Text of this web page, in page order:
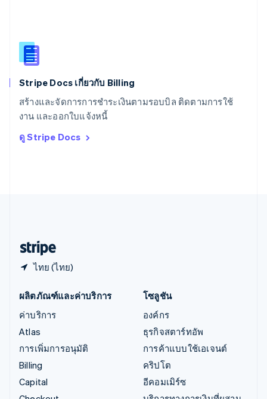
Stripe Docs เกี่ยวกับ Billing
สร้างและจัดการการชำระเงินตามรอบบิล ติดตามการใช้
งาน และออกใบแจ้งหนี้
ดู Stripe Docs
ไทย (ไทย)
English
สิงคโปร์
ออสเตรเลีย
ออสเตรีย
DeutschEnglish
ItalianoEnglish
ผลิตภัณฑ์และค่าบริการ
ค่าบริการ
Atlas
การเพิ่มการอนุมัติ
Billing
Capital
โซลูชัน
องค์กร
ธุรกิจสตาร์ทอัพ
การค้าแบบใช้เอเจนต์
คริปโต
อีคอมเมิร์ซ